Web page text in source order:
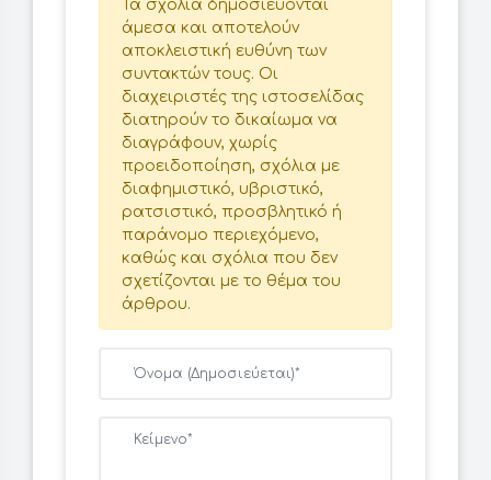
Τα σχόλια δημοσιεύονται
άμεσα και αποτελούν
αποκλειστική ευθύνη των
συντακτών τους. Οι
διαχειριστές της ιστοσελίδας
διατηρούν το δικαίωμα να
διαγράφουν, χωρίς
προειδοποίηση, σχόλια με
διαφημιστικό, υβριστικό,
ρατσιστικό, προσβλητικό ή
παράνομο περιεχόμενο,
καθώς και σχόλια που δεν
σχετίζονται με το θέμα του
άρθρου.